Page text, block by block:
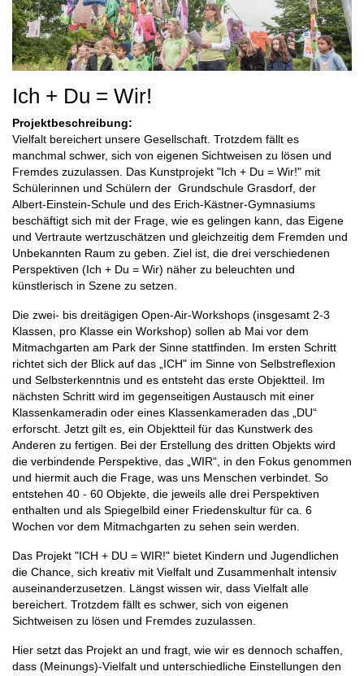
Ich + Du = Wir!
Projektbeschreibung:
Vielfalt bereichert unsere Gesellschaft. Trotzdem fällt es
manchmal schwer, sich von eigenen Sichtweisen zu lösen und
Fremdes zuzulassen. Das Kunstprojekt "Ich + Du = Wir!" mit
Schülerinnen und Schülern der Grundschule Grasdorf, der
Albert-Einstein-Schule und des Erich-Kästner-Gymnasiums
beschäftigt sich mit der Frage, wie es gelingen kann, das Eigene
und Vertraute wertzuschätzen und gleichzeitig dem Fremden und
Unbekannten Raum zu geben. Ziel ist, die drei verschiedenen
Perspektiven (Ich + Du = Wir) näher zu beleuchten und
künstlerisch in Szene zu setzen.
Die zwei- bis dreitägigen Open-Air-Workshops (insgesamt 2-3
Klassen, pro Klasse ein Workshop) sollen ab Mai vor dem
Mitmachgarten am Park der Sinne stattfinden. Im ersten Schritt
richtet sich der Blick auf das „ICH" im Sinne von Selbstreflexion
und Selbsterkenntnis und es entsteht das erste Objektteil. Im
nächsten Schritt wird im gegenseitigen Austausch mit einer
Klassenkameradin oder eines Klassenkameraden das „DU“
erforscht. Jetzt gilt es, ein Objektteil für das Kunstwerk des
Anderen zu fertigen. Bei der Erstellung des dritten Objekts wird
die verbindende Perspektive, das „WIR“, in den Fokus genommen
und hiermit auch die Frage, was uns Menschen verbindet. So
entstehen 40 - 60 Objekte, die jeweils alle drei Perspektiven
enthalten und als Spiegelbild einer Friedenskultur für ca. 6
Wochen vor dem Mitmachgarten zu sehen sein werden.
Das Projekt "ICH + DU = WIR!" bietet Kindern und Jugendlichen
die Chance, sich kreativ mit Vielfalt und Zusammenhalt intensiv
auseinanderzusetzen. Längst wissen wir, dass Vielfalt alle
bereichert. Trotzdem fällt es schwer, sich von eigenen
Sichtweisen zu lösen und Fremdes zuzulassen.
Hier setzt das Projekt an und fragt, wie wir es dennoch schaffen,
dass (Meinungs)-Vielfalt und unterschiedliche Einstellungen den